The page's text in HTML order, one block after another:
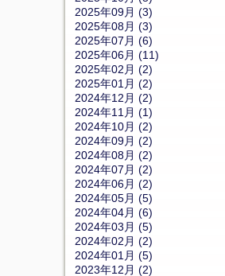
2025年09月 (3)
2025年08月 (3)
2025年07月 (6)
2025年06月 (11)
2025年02月 (2)
2025年01月 (2)
2024年12月 (2)
2024年11月 (1)
2024年10月 (2)
2024年09月 (2)
2024年08月 (2)
2024年07月 (2)
2024年06月 (2)
2024年05月 (5)
2024年04月 (6)
2024年03月 (5)
2024年02月 (2)
2024年01月 (5)
2023年12月 (2)